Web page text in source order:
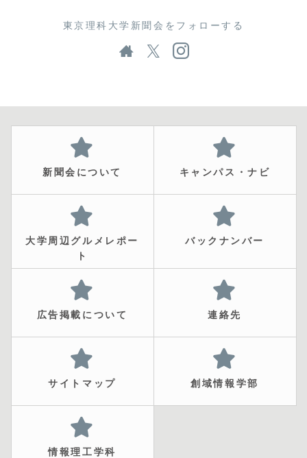
東京理科大学新聞会をフォローする
新聞会について キャンパス・ナビ
大学周辺グルメレポー
ト
バックナンバー
広告掲載について 連絡先
サイトマップ 創域情報学部
情報理工学科